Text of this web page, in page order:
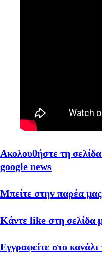
Ακολουθήστε τη
google news
Μπείτε στην παρέα
Κάντε like στη σελίδα
Εγγραφείτε στο